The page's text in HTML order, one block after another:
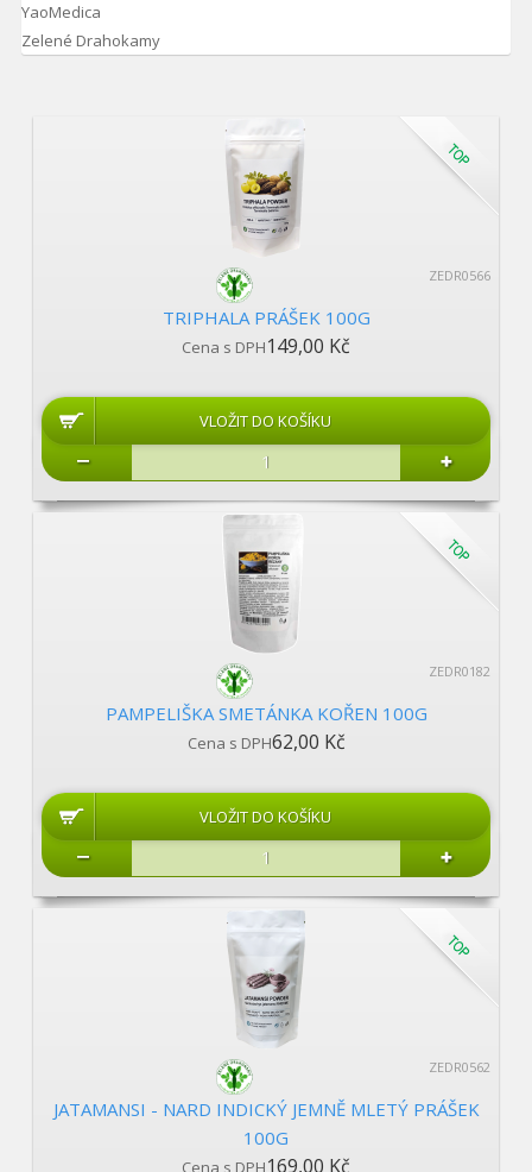
YaoMedica
Zelené Drahokamy
ZEDR0566
TRIPHALA PRÁŠEK 100G
Cena s DPH149,00 Kč
ZEDR0182
PAMPELIŠKA SMETÁNKA KOŘEN 100G
Cena s DPH62,00 Kč
ZEDR0562
JATAMANSI - NARD INDICKÝ JEMNĚ MLETÝ PRÁŠEK
100G
Cena s DPH169,00 Kč